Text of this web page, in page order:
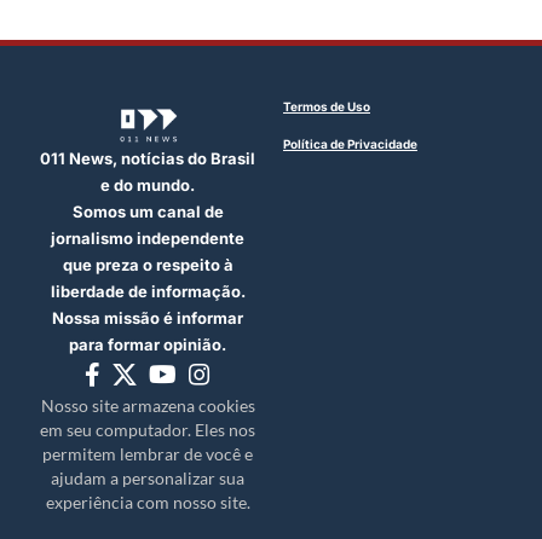
011 News, notícias do Brasil
e do mundo.
Somos um canal de
jornalismo independente
que preza o respeito à
liberdade de informação.
Nossa missão é informar
para formar opinião.
Nosso site armazena cookies
em seu computador. Eles nos
permitem lembrar de você e
ajudam a personalizar sua
experiência com nosso site.
Termos de Uso
Política de Privacidade